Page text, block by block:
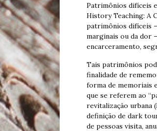
Patrimônios difíceis
History Teaching: A
patrimônios difíceis
marginais ou da dor
encarceramento,
Tais patrimônios
finalidade de
forma de memoriais
que se referem ao
revitalização urbana
definição de dark
de pessoas visita,